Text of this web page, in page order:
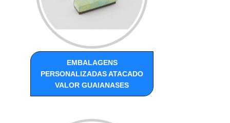
EMBALAGENS
PERSONALIZADAS ATACADO
VALOR GUAIANASES